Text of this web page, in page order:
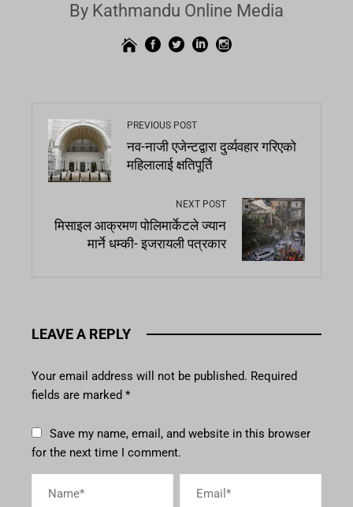
By Kathmandu Online Media
PREVIOUS POST
नव-नाजी एजेन्टद्वारा दुर्व्यवहार गरिएको
महिलालाई क्षतिपूर्ति
NEXT POST
मिसाइल आक्रमण पोलिमार्केटले ज्यान
मार्ने धम्की- इजरायली पत्रकार
LEAVE A REPLY
Your email address will not be published. Required
fields are marked *
Save my name, email, and website in this browser
for the next time I comment.